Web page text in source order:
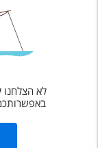
חבילות נופש
הרגע האחרון
טיסות לחו"ל
מלונות בחו"ל
לא